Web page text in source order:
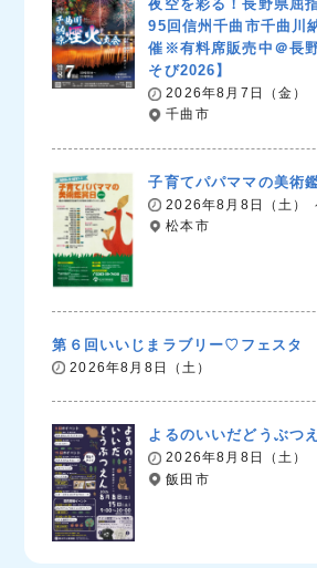
夜空を彩る！長野県屈
95回信州千曲市千曲川
催※有料席販売中＠長
そび2026】
2026年8月7日（金）
千曲市
子育てパパママの美術
2026年8月8日（土）
松本市
第６回いいじまラブリー♡フェスタ
2026年8月8日（土）
よるのいいだどうぶつ
2026年8月8日（土）
飯田市